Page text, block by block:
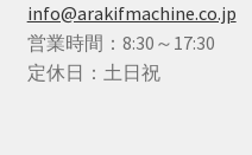
info@arakifmachine.co.jp
営業時間：8:30～17:30
定休日：土日祝